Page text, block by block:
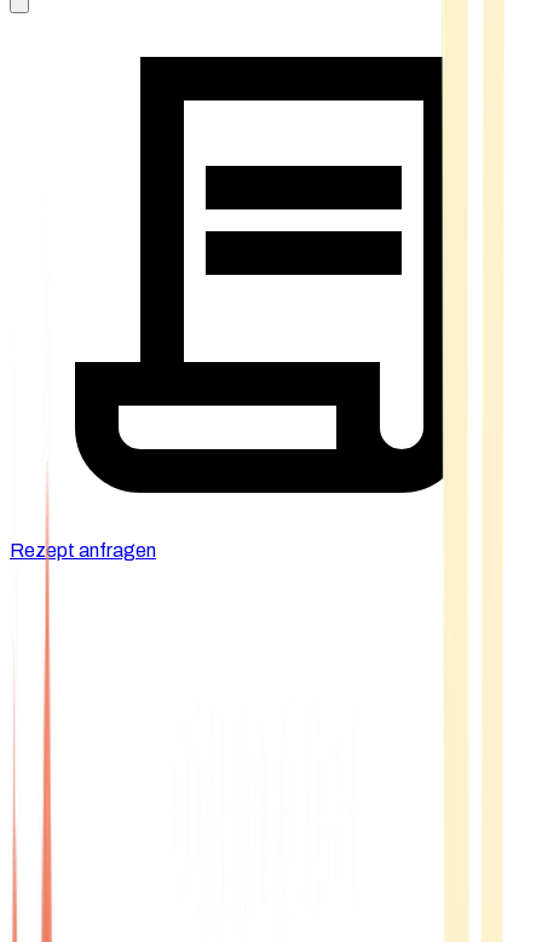
Rezept anfragen